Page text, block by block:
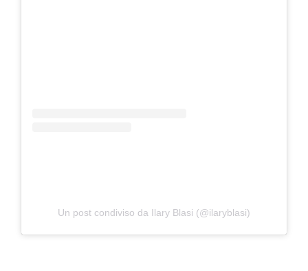
Un post condiviso da Ilary Blasi (@ilaryblasi)